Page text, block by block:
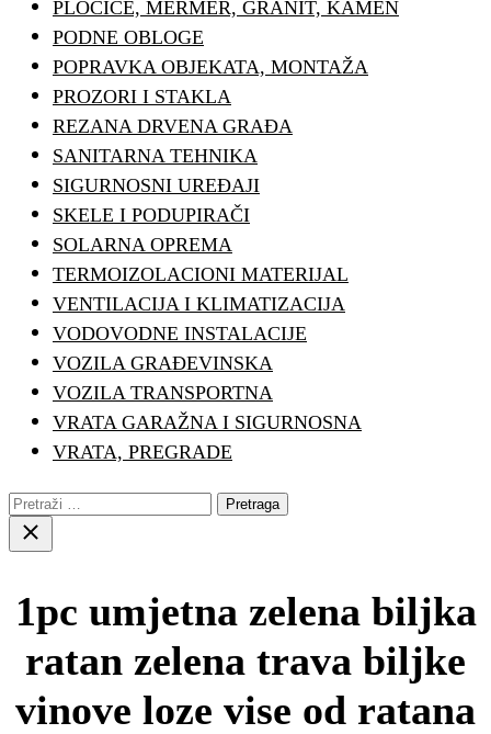
PLOČICE, MERMER, GRANIT, KAMEN
PODNE OBLOGE
POPRAVKA OBJEKATA, MONTAŽA
PROZORI I STAKLA
REZANA DRVENA GRAĐA
SANITARNA TEHNIKA
SIGURNOSNI UREĐAJI
SKELE I PODUPIRAČI
SOLARNA OPREMA
TERMOIZOLACIONI MATERIJAL
VENTILACIJA I KLIMATIZACIJA
VODOVODNE INSTALACIJE
VOZILA GRAĐEVINSKA
VOZILA TRANSPORTNA
VRATA GARAŽNA I SIGURNOSNA
VRATA, PREGRADE
Pretraga:
Close
search
1pc umjetna zelena biljka
ratan zelena trava biljke
vinove loze vise od ratana